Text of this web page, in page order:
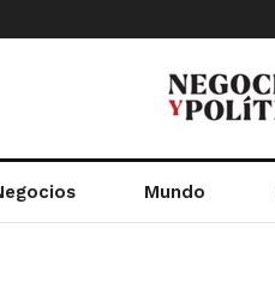
Mundo